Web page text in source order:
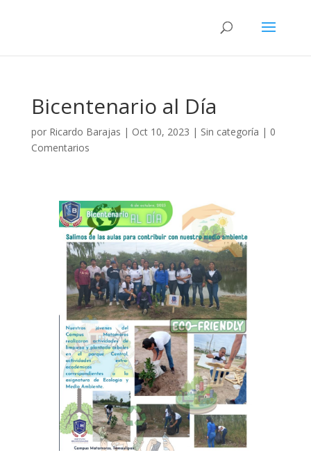
Bicentenario al Día
por Ricardo Barajas | Oct 10, 2023 | Sin categoría | 0
Comentarios